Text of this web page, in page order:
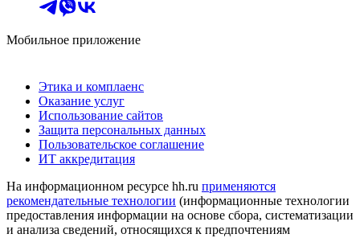
Мобильное приложение
Этика и комплаенс
Оказание услуг
Использование сайтов
Защита персональных данных
Пользовательское соглашение
ИТ аккредитация
На информационном ресурсе hh.ru применяются
рекомендательные технологии (информационные технологии
предоставления информации на основе сбора, систематизации
и анализа сведений, относящихся к предпочтениям